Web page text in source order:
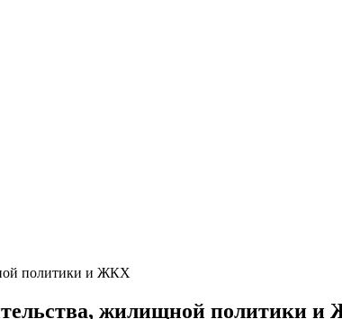
политики и ЖКХ
жилищной политики